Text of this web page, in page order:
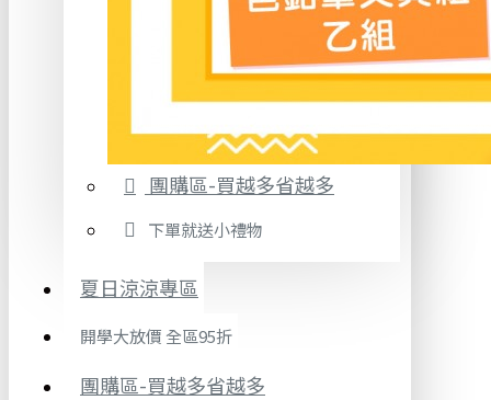
團購區-買越多省越多
下單就送小禮物
夏日涼涼專區
開學大放價 全區95折
團購區-買越多省越多